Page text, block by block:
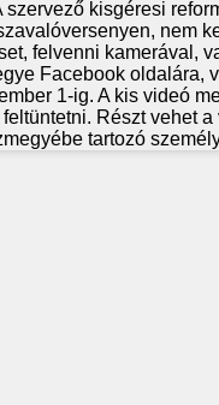
kisgéresi
nem
felvenni kamerával,
Facebook oldalára,
1-ig. A kis videó
Részt vehet
tartozó